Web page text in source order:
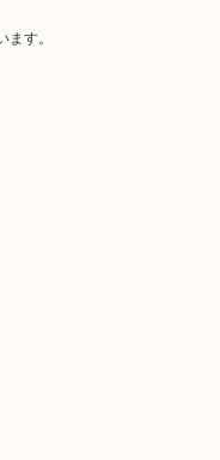
す。